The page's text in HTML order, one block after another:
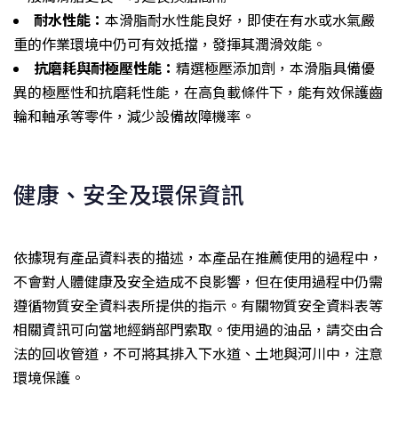
耐水性能： 本滑脂耐水性能良好，即使在有水或水氣嚴
重的作業環境中仍可有效抵擋，發揮其潤滑效能。
抗磨耗與耐極壓性能： 精選極壓添加劑，本滑脂具備優
異的極壓性和抗磨耗性能，在高負載條件下，能有效保護齒
輪和軸承等零件，減少設備故障機率。
健康、安全及環保資訊
依據現有產品資料表的描述，本產品在推薦使用的過程中，
不會對人體健康及安全造成不良影響，但在使用過程中仍需
遵循物質安全資料表所提供的指示。有關物質安全資料表等
相關資訊可向當地經銷部門索取。使用過的油品，請交由合
法的回收管道，不可將其排入下水道、土地與河川中，注意
環境保護。